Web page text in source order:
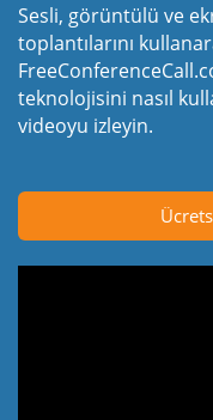
Sesli, görüntülü ve
toplantılarını
teknolojisini nasıl
videoyu izleyin.